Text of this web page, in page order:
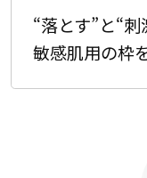
“落とす”と“
敏感肌用の枠